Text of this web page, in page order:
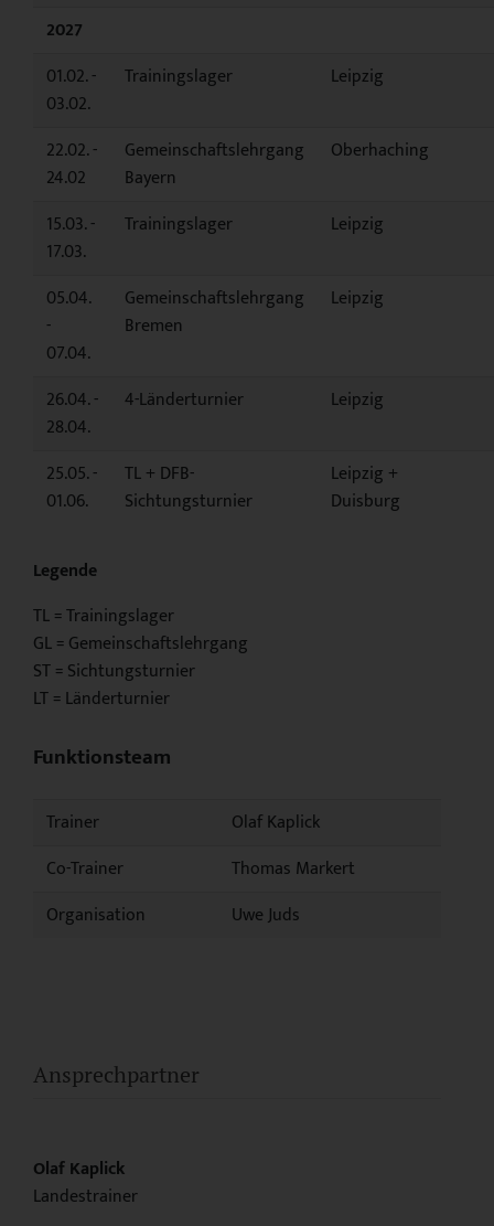
2027
01.02. -
03.02.
Trainingslager Leipzig
22.02. -
24.02
Gemeinschaftslehrgang
Bayern
Oberhaching
15.03. -
17.03.
Trainingslager Leipzig
05.04.
-
07.04.
Gemeinschaftslehrgang
Bremen
Leipzig
26.04. -
28.04.
4-Länderturnier Leipzig
25.05. -
01.06.
TL + DFB-
Sichtungsturnier
Leipzig +
Duisburg
Legende
TL = Trainingslager
GL = Gemeinschaftslehrgang
ST = Sichtungsturnier
LT = Länderturnier
Funktionsteam
Trainer
Olaf Kaplick
Co-Trainer
Thomas Markert
Organisation
Uwe Juds
Ansprechpartner
Olaf Kaplick
Landestrainer